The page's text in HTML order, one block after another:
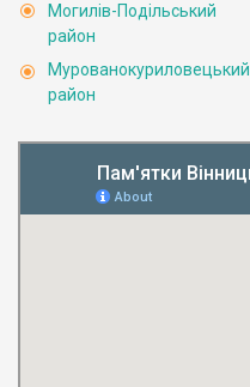
Могилів-Подільський
район
Мурованокуриловецький
район